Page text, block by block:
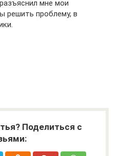
мне мои
решить проблему, в
Поделиться с